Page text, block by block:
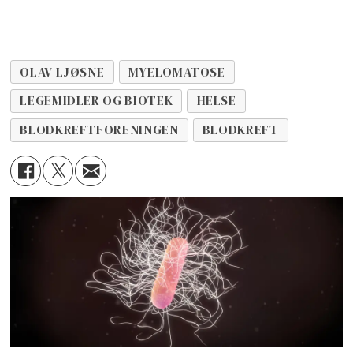
OLAV LJØSNE
MYELOMATOSE
LEGEMIDLER OG BIOTEK
HELSE
BLODKREFTFORENINGEN
BLODKREFT